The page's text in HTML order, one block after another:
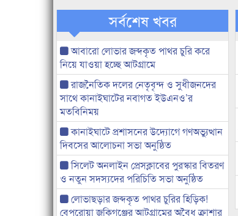
সর্বশেষ খবর
আবারো লোভার জব্দকৃত পাথর চুরি করে
নিয়ে যাওয়া হচ্ছে আটগ্রামে
রাজনৈতিক দলের নেতৃবৃন্দ ও সুধীজনদের
সাথে কানাইঘাটের নবাগত ইউএনও’র
মতবিনিময়
কানাইঘাটে প্রশাসনের উদ্যোগে গণঅভ্যুত্থান
দিবসের আলোচনা সভা অনুষ্ঠিত
সিলেট অনলাইন প্রেসক্লাবের পুরস্কার বিতরণ
ও নতুন সদস্যদের পরিচিতি সভা অনুষ্ঠিত
লোভাছড়ার জব্দকৃত পাথর চুরির হিড়িক!
বেপরোয়া জকিগঞ্জের আটগ্রামের অবৈধ ক্রাশার